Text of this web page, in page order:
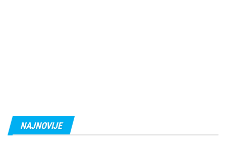
NAJNOVIJE